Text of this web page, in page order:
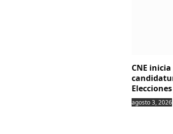
CNE
agosto 3, 2026